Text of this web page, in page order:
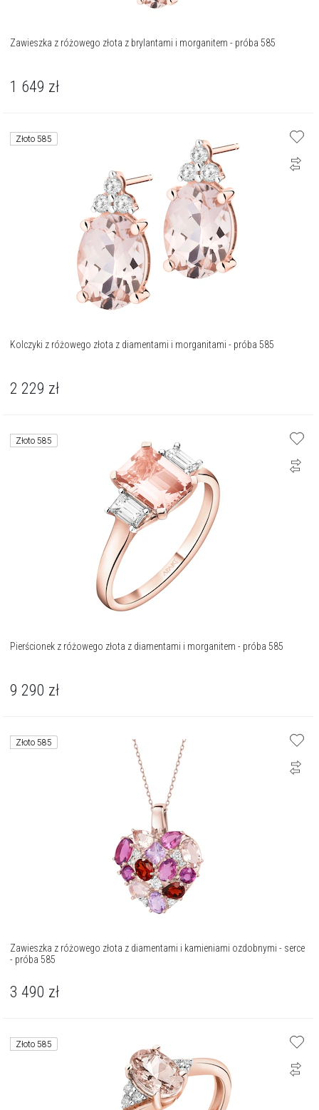
Zawieszka z różowego złota z brylantami i morganitem - próba 585
1 649 zł
Złoto 585
Kolczyki z różowego złota z diamentami i morganitami - próba 585
2 229 zł
Złoto 585
Pierścionek z różowego złota z diamentami i morganitem - próba 585
9 290 zł
Złoto 585
Zawieszka z różowego złota z diamentami i kamieniami ozdobnymi - serce
- próba 585
3 490 zł
Złoto 585